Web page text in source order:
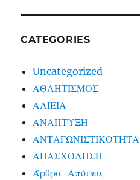
CATEGORIES
Uncategorized
ΑΘΛΗΤΙΣΜΟΣ
ΑΛΙΕΙΑ
ΑΝΑΠΤΥΞΗ
ΑΝΤΑΓΩΝΙΣΤΙΚΟΤΗΤΑ
ΑΠΑΣΧΟΛΗΣΗ
Άρθρα-Απόψεις